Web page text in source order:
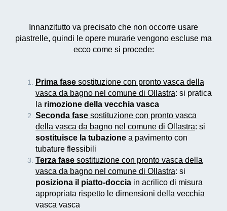
Innanzitutto va precisato che non occorre usare
piastrelle, quindi le opere murarie vengono escluse ma
ecco come si procede:
Prima fase sostituzione con pronto vasca della
vasca da bagno nel comune di Ollastra: si pratica
la rimozione della vecchia vasca
Seconda fase sostituzione con pronto vasca
della vasca da bagno nel comune di Ollastra: si
sostituisce la tubazione a pavimento con
tubature flessibili
Terza fase sostituzione con pronto vasca della
vasca da bagno nel comune di Ollastra: si
posiziona il piatto-doccia in acrilico di misura
appropriata rispetto le dimensioni della vecchia
vasca vasca